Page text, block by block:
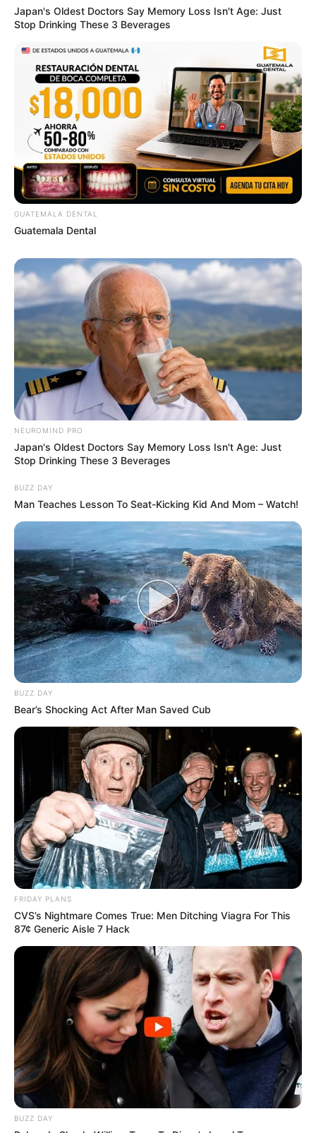
Japan's Oldest Doctors Say Memory Loss Isn't Age: Just
Stop Drinking These 3 Beverages
GUATEMALA DENTAL
Guatemala Dental
NEUROMIND PRO
Japan's Oldest Doctors Say Memory Loss Isn't Age: Just
Stop Drinking These 3 Beverages
BUZZ DAY
Man Teaches Lesson To Seat-Kicking Kid And Mom – Watch!
BUZZ DAY
Bear’s Shocking Act After Man Saved Cub
FRIDAY PLANS
CVS’s Nightmare Comes True: Men Ditching Viagra For This
87¢ Generic Aisle 7 Hack
BUZZ DAY